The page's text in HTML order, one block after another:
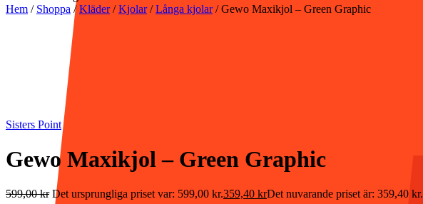
Hem / Shoppa /Kläder/Kjolar/Långa kjolar/Gewo Maxikjol – Green Graphic
Sisters Point
Gewo Maxikjol – Green Graphic
599,00kr Det ursprungliga priset var: 599,00 kr.359,40 krDet nuvarande priset är: 359,40 kr.